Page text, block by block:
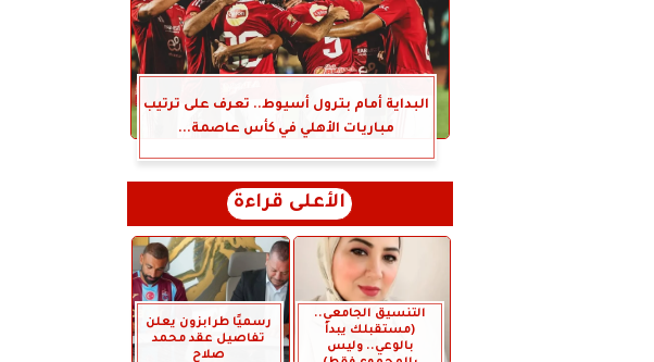
البداية أمام بترول أسيوط.. تعرف على ترتيب
مباريات الأهلي في كأس عاصمة...
الأعلى قراءة
التنسيق الجامعي..
(مستقبلك يبدأ
بالوعي.. وليس
رسميًا طرابزون يعلن
تفاصيل عقد محمد
صلاح